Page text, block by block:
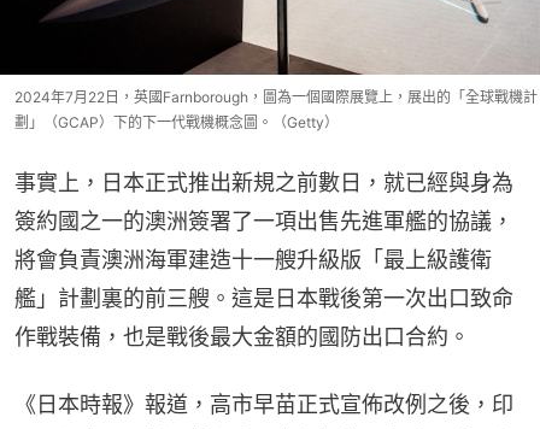
2024年7月22日，英國Farnborough，圖為一個國際展覽上，展出的「全球戰機計
劃」（GCAP）下的下一代戰機概念圖。（Getty）
事實上，日本正式推出新規之前數日，就已經與身為
簽約國之一的澳洲簽署了一項出售先進軍艦的協議，
將會負責澳洲海軍建造十一艘升級版「最上級護衛
艦」計劃裏的前三艘。這是日本戰後第一次出口致命
作戰裝備，也是戰後最大金額的國防出口合約。
《日本時報》報道，高市早苗正式宣佈改例之後，印